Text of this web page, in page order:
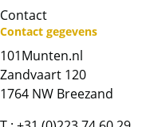
Chat met ons
Contact
Contact gegevens
101Munten.nl
Zandvaart 120
1764 NW Breezand